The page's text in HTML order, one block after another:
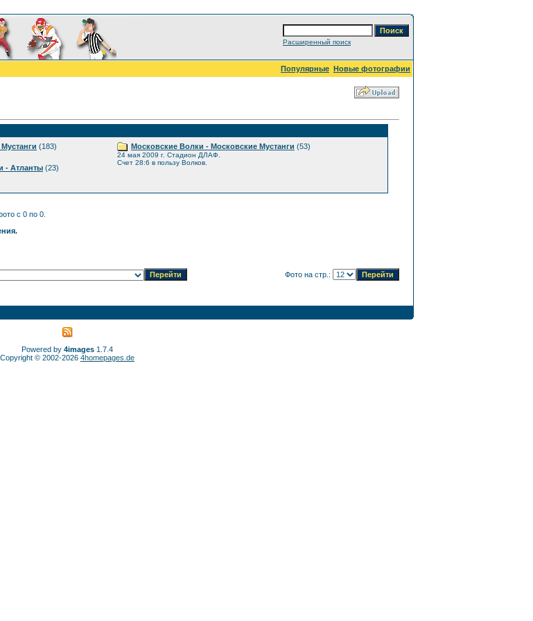
Расширенный поиск
Популярные Новые фотографии
(183)
- Атланты (23)
Московские Волки - Московские Мустанги (53)
24 мая 2009 г. Стадион ДЛАФ.
Счет 28:6 в пользу Волков.
с 0 по 0.
Фото на стр.:
Powered by 4images 1.7.4
Copyright © 2002-2026 4homepages.de